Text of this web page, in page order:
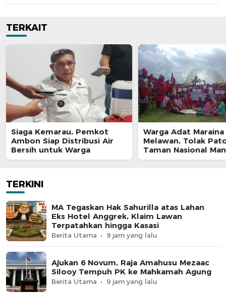
TERKAIT
Siaga Kemarau, Pemkot
Ambon Siap Distribusi Air
Bersih untuk Warga
Warga Adat
Melawan, Tolak
Taman Nasional
yang Ancam Ruang
TERKINI
MA Tegaskan Hak Sahurilla atas Lahan
Eks Hotel Anggrek, Klaim Lawan
Terpatahkan hingga Kasasi
Berita Utama 9 jam yang lalu
Ajukan 6 Novum, Raja Amahusu Mezaac
Silooy Tempuh PK ke Mahkamah Agung
Berita Utama 9 jam yang lalu